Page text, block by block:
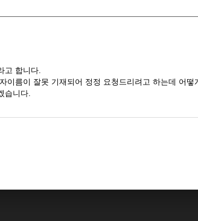
고 합니다.
이름이 잘못 기재되어 정정 요청드리려고 하는데 어떻
습니다.